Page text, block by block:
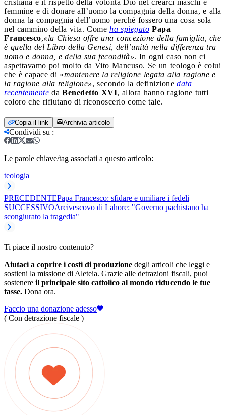
femmine e di donare all’uomo la compagnia della donna, e alla
donna la compagnia dell’uomo perché fossero una cosa sola
nel cammino della vita. Come ha spiegato Papa
Francesco,«la Chiesa offre una concezione della famiglia, che
è quella del Libro della Genesi, dell’unità nella differenza tra
uomo e donna, e della sua fecondità». In ogni caso non ci
aspettavamo poi molto da Vito Mancuso. Se un teologo è colui
che è capace di «mantenere la religione legata alla ragione e
la ragione alla religione», secondo la definizione data
recentemente da Benedetto XVI, allora hanno ragione tutti
coloro che rifiutano di riconoscerlo come tale.
Copia il link Archivia articolo
Condividi su :
Le parole chiave/tag associati a questo articolo:
teologia
PRECEDENTEPapa Francesco: sfidare e umiliare i fedeli
SUCCESSIVOArcivescovo di Lahore: "Governo pachistano ha
scongiurato la tragedia"
Ti piace il nostro contenuto?
Aiutaci a coprire i costi di produzione degli articoli che leggi e
sostieni la missione di Aleteia. Grazie alle detrazioni fiscali, puoi
sostenere il principale sito cattolico al mondo riducendo le tue
tasse. Dona ora.
Faccio una donazione adesso
( Con detrazione fiscale )